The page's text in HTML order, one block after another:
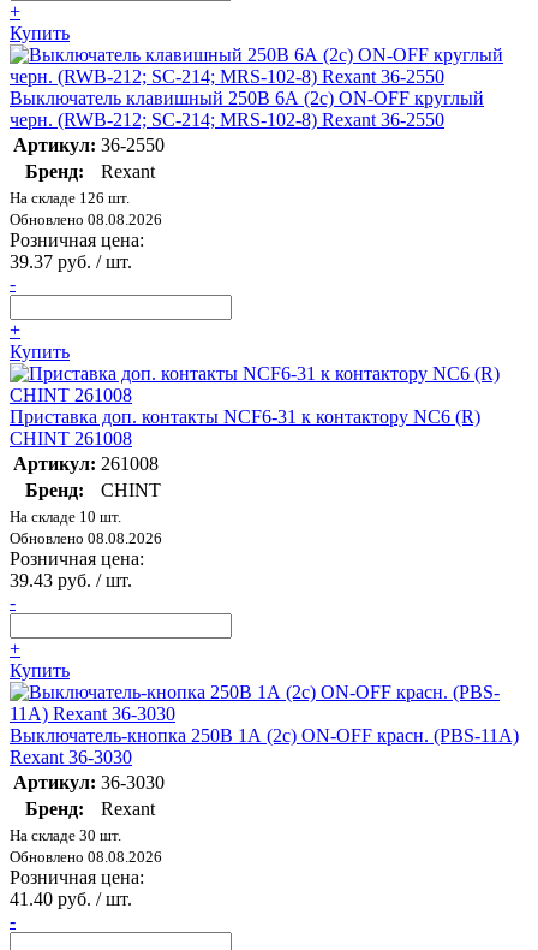
+
Купить
Выключатель клавишный 250В 6А (2с) ON-OFF круглый
черн. (RWB-212; SC-214; MRS-102-8) Rexant 36-2550
Артикул: 36-2550
Бренд:
Rexant
На складе 126 шт.
Обновлено 08.08.2026
Розничная цена:
39.37 руб. / шт.
-
+
Купить
Приставка доп. контакты NCF6-31 к контактору NC6 (R)
CHINT 261008
Артикул: 261008
Бренд:
CHINT
На складе 10 шт.
Обновлено 08.08.2026
Розничная цена:
39.43 руб. / шт.
-
+
Купить
Выключатель-кнопка 250В 1А (2с) ON-OFF красн. (PBS-11А)
Rexant 36-3030
Артикул: 36-3030
Бренд:
Rexant
На складе 30 шт.
Обновлено 08.08.2026
Розничная цена:
41.40 руб. / шт.
-